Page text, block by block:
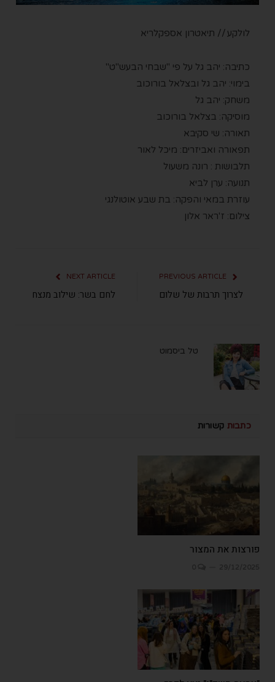
לולקע // תיאטרון אספקלריא
כתיבה: יהב גל על פי "שבחי הבעש"ט"
בימוי: יהב גל ובצלאל בורוכוב
משחק: יהב גל
מוסיקה: בצלאל בורוכוב
תאורה: שי סקיבא
תפאורה ואביזרים: מיכל לאור
תלבושות : רונה משעול
תנועה: ערן לביא
עוזרת במאי והפקה: בת שבע אוטולנגי
צילום: ז'ראר אלון
לצרוך תרבות של שלום
NEXT ARTICLE
לחם בשר: שילוב מנצח
טל ביסמוט
כתבות קשורות
פורצות את המצור